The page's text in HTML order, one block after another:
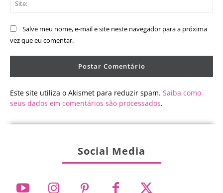
Salve meu nome, e-mail e site neste navegador para a próxima
vez que eu comentar.
Este site utiliza o Akismet para reduzir spam. Saiba como
seus dados em comentários são processados.
Social Media